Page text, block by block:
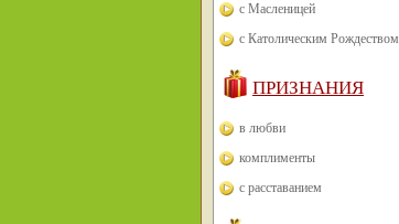
с Масленицей
с Католическим Рождеством
ПРИЗНАНИЯ
в любви
комплименты
с расставанием